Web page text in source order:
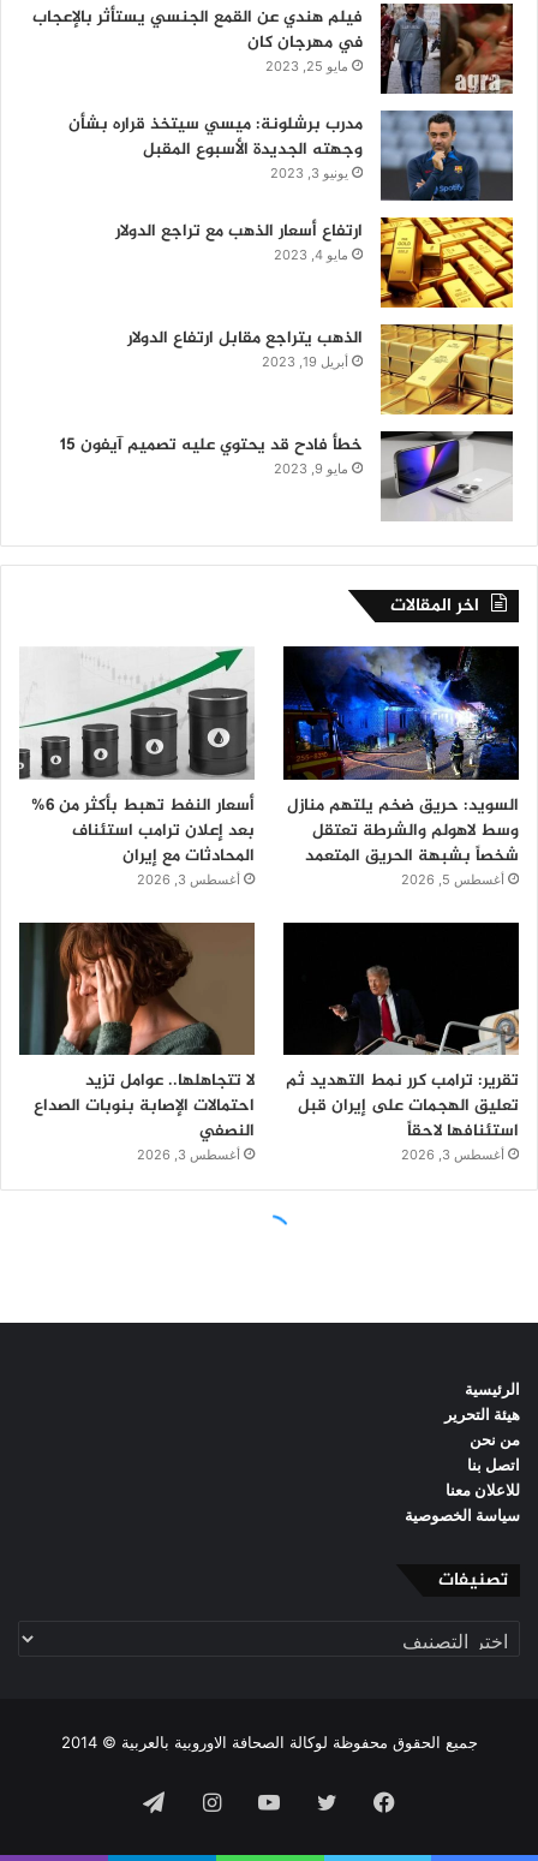
الرئيسية
هيئة التحرير
من نحن
اتصل بنا
للاعلان معنا
سياسة الخصوصية
تصنيفات
تصنيفات
جميع الحقوق محفوظة لوكالة الصحافة الاوروبية بالعربية © 2014
فيسبوك تويتر يوتيوبانستقرامتيلقرام